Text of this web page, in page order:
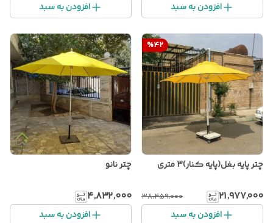
افزودن به سبد افزودن به سبد
%42
چتر پایه بغل(پایه کنار)3 متری
۲۱٬۹۷۷٬۰۰۰ ۳۸٬۴۵۹٬۰۰۰
افزودن به سبد
چتر نانو
۴٬۸۳۲٬۰۰۰
افزودن به سبد